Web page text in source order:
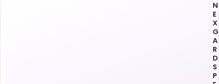
N
E
X
G
A
R
D
S
P